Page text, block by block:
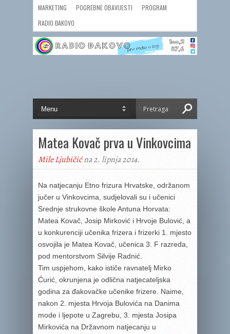
MARKETING POGREBNE OBAVIJESTI
PROGRAM
RADIO ĐAKOVO
Matea Kovač prva u Vinkovcima
Mile Ljubičićna 2. lipnja 2014.
Na natjecanju Etno frizura Hrvatske, održanom
jučer u Vinkovcima, sudjelovali su i učenici
Srednje strukovne škole Antuna Horvata:
Matea Kovač, Josip Mirković i Hrvoje Bulović, a
u konkurenciji učenika frizera i frizerki 1. mjesto
osvojila je Matea Kovač, učenica 3. F razreda,
pod mentorstvom Silvije Radnić.
Tim uspjehom, kako ističe ravnatelj Mirko
Ćurić, okrunjena je odlična natjecateljska
godina za đakovačke učenike frizere. Naime,
nakon 2. mjesta Hrvoja Bulovića na Danima
mode i ljepote u Zagrebu, 3. mjesta Josipa
Mirkovića na Državnom natjecanju u